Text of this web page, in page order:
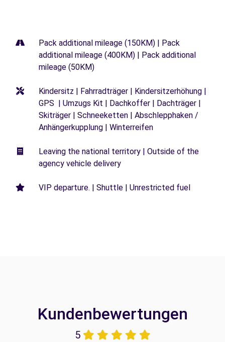
Pack additional mileage (150KM) | Pack
additional mileage (400KM) | Pack additional
mileage (50KM)
Kindersitz | Fahrradträger | Kindersitzerhöhung |
GPS | Umzugs Kit | Dachkoffer | Dachträger |
Skiträger | Schneeketten | Abschlepphaken /
Anhängerkupplung | Winterreifen
Leaving the national territory | Outside of the
agency vehicle delivery
VIP departure. | Shuttle | Unrestricted fuel
Kundenbewertungen
5